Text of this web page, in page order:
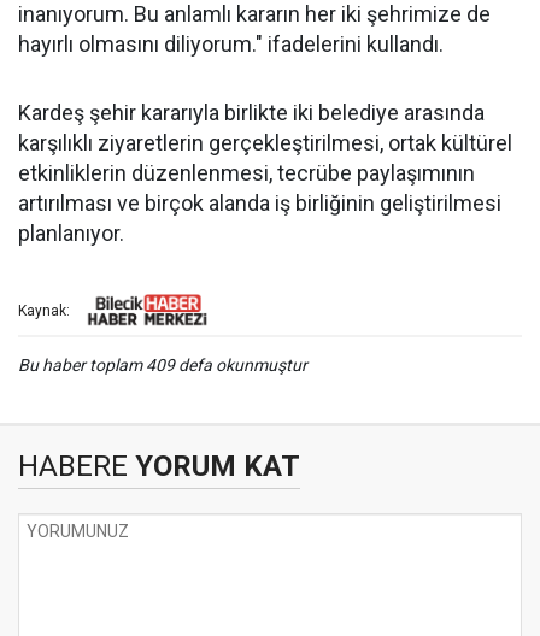
inanıyorum. Bu anlamlı kararın her iki şehrimize de
hayırlı olmasını diliyorum." ifadelerini kullandı.
Kardeş şehir kararıyla birlikte iki belediye arasında
karşılıklı ziyaretlerin gerçekleştirilmesi, ortak kültürel
etkinliklerin düzenlenmesi, tecrübe paylaşımının
artırılması ve birçok alanda iş birliğinin geliştirilmesi
planlanıyor.
Kaynak:
Bu haber toplam 409 defa okunmuştur
HABERE YORUM KAT